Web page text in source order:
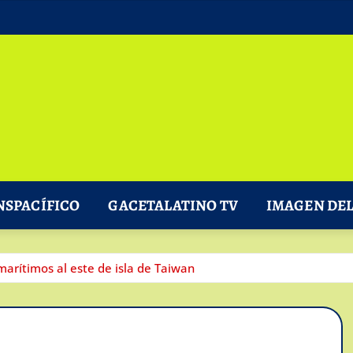
GACETALATINO TV IMAGEN
al este de isla de Taiwan